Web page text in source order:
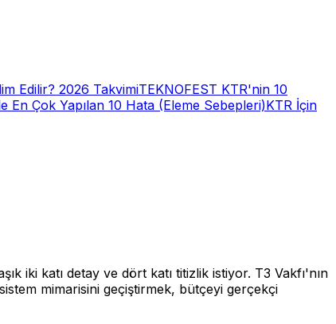
Edilir? 2026 TakvimiTEKNOFEST KTR'nin 10
En Çok Yapılan 10 Hata (Eleme Sebepleri)KTR İçin
iki katı detay ve dört katı titizlik istiyor. T3 Vakfı'nın
mimarisini geçiştirmek, bütçeyi gerçekçi